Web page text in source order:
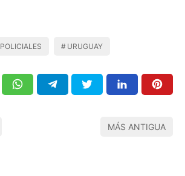
POLICIALES URUGUAY
MÁS ANTIGUA